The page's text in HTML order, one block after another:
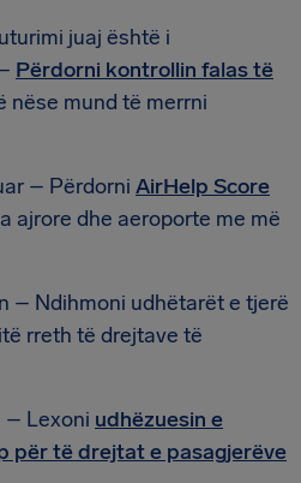
juaj është i
Përdorni kontrollin falas të
nëse mund të merrni
– Përdorni AirHelp Score
ajrore dhe aeroporte me më
– Ndihmoni udhëtarët e tjerë
rreth të drejtave të
– Lexoni udhëzuesin e
për të drejtat e pasagjerëve